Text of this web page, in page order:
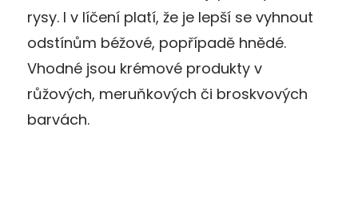
rysy. I v líčení platí, že je lepší se vyhnout
odstínům béžové, popřípadě hnědé.
Vhodné jsou krémové produkty v
růžových, meruňkových či broskvových
barvách.